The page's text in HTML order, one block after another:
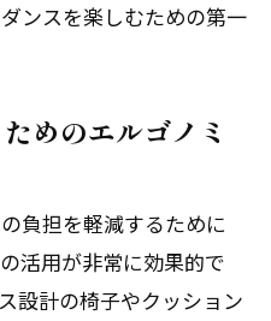
ンスを楽しむための第一
めのエルゴノミ
負担を軽減するために
活用が非常に効果的で
設計の椅子やクッション